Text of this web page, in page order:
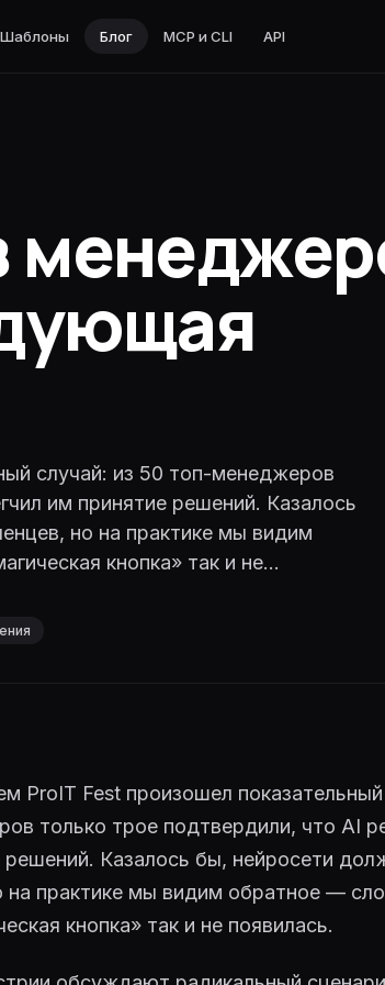
и агенты
и агенты
· reasoning
Шаблоны Блог MCP и CLI API
случай: из 50 топ-менеджеров
им принятие решений. Казалось
но на практике мы видим
кнопка» так и не...
ProIT Fest произошел
только трое подтвердили, что AI
решений. Казалось бы, нейросети
на практике мы видим обратное —
кнопка» так и не появилась.